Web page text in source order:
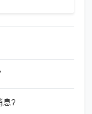
息?